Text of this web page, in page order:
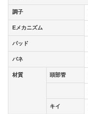
調子
Eメカニズム
パッド
バネ
材質 頭部管
キイ
調子
Eメカニズム
パッド
バネ
材質 頭部管
キイ